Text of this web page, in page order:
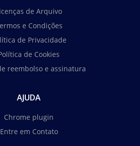
de Arquivo
e Condições
de Privacidade
de Cookies
reembolso e assinatura
AJUDA
Chrome plugin
Entre em Contato